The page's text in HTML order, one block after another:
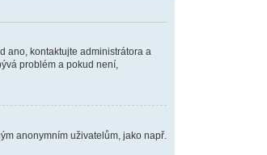
ano, kontaktujte administrátora a
problém a pokud není,
anonymním uživatelům, jako např.